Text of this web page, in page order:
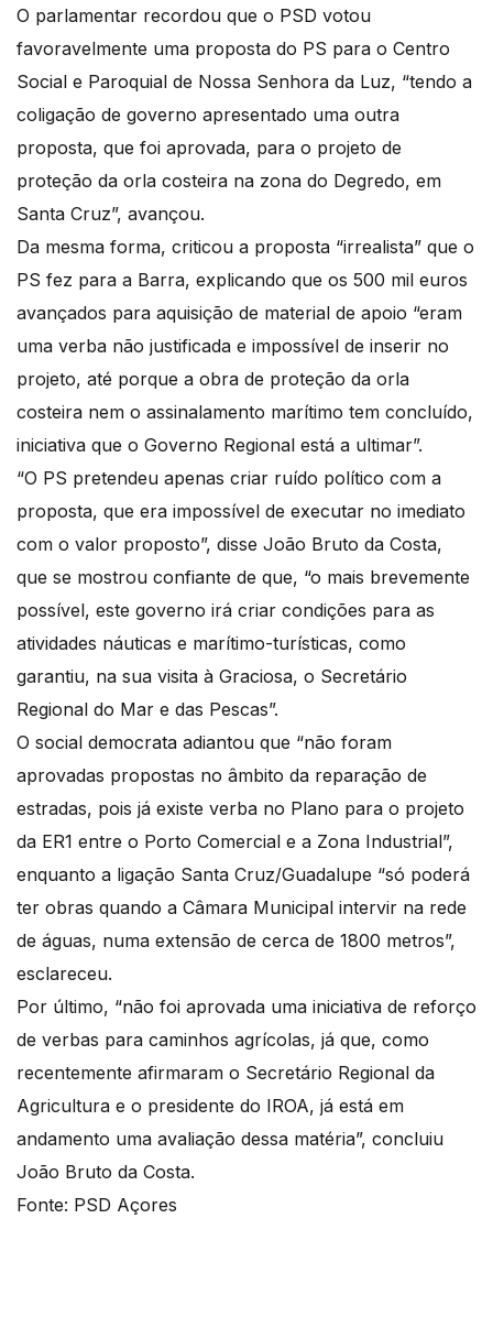
O parlamentar recordou que o PSD votou
favoravelmente uma proposta do PS para o Centro
Social e Paroquial de Nossa Senhora da Luz, “tendo a
coligação de governo apresentado uma outra
proposta, que foi aprovada, para o projeto de
proteção da orla costeira na zona do Degredo, em
Santa Cruz”, avançou.
Da mesma forma, criticou a proposta “irrealista” que o
PS fez para a Barra, explicando que os 500 mil euros
avançados para aquisição de material de apoio “eram
uma verba não justificada e impossível de inserir no
projeto, até porque a obra de proteção da orla
costeira nem o assinalamento marítimo tem concluído,
iniciativa que o Governo Regional está a ultimar”.
“O PS pretendeu apenas criar ruído político com a
proposta, que era impossível de executar no imediato
com o valor proposto”, disse João Bruto da Costa,
que se mostrou confiante de que, “o mais brevemente
possível, este governo irá criar condições para as
atividades náuticas e marítimo-turísticas, como
garantiu, na sua visita à Graciosa, o Secretário
Regional do Mar e das Pescas”.
O social democrata adiantou que “não foram
aprovadas propostas no âmbito da reparação de
estradas, pois já existe verba no Plano para o projeto
da ER1 entre o Porto Comercial e a Zona Industrial”,
enquanto a ligação Santa Cruz/Guadalupe “só poderá
ter obras quando a Câmara Municipal intervir na rede
de águas, numa extensão de cerca de 1800 metros”,
esclareceu.
Por último, “não foi aprovada uma iniciativa de reforço
de verbas para caminhos agrícolas, já que, como
recentemente afirmaram o Secretário Regional da
Agricultura e o presidente do IROA, já está em
andamento uma avaliação dessa matéria”, concluiu
João Bruto da Costa.
Fonte: PSD Açores